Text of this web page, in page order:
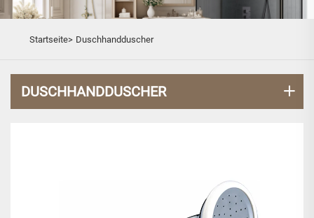
Startseite> Duschhandduscher
DUSCHHANDDUSCHER